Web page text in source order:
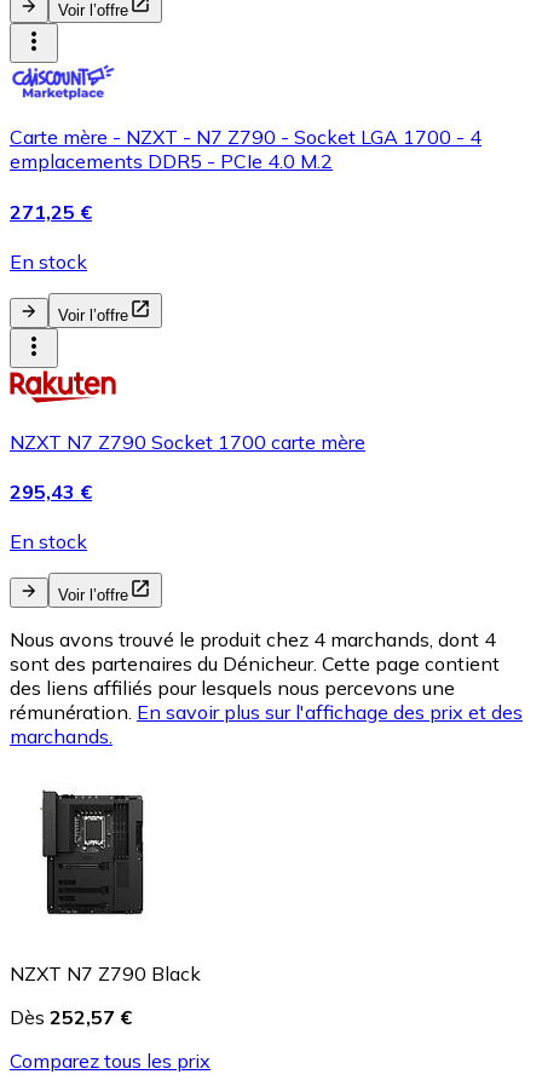
Voir l’offre
Carte mère - NZXT - N7 Z790 - Socket LGA 1700 - 4
emplacements DDR5 - PCIe 4.0 M.2
271,25 €
En stock
Voir l’offre
NZXT N7 Z790 Socket 1700 carte mère
295,43 €
En stock
Voir l’offre
Nous avons trouvé le produit chez 4 marchands, dont 4
sont des partenaires du Dénicheur. Cette page contient
des liens affiliés pour lesquels nous percevons une
rémunération. En savoir plus sur l'affichage des prix et des
marchands.
NZXT N7 Z790 Black
Dès 252,57 €
Comparez tous les prix